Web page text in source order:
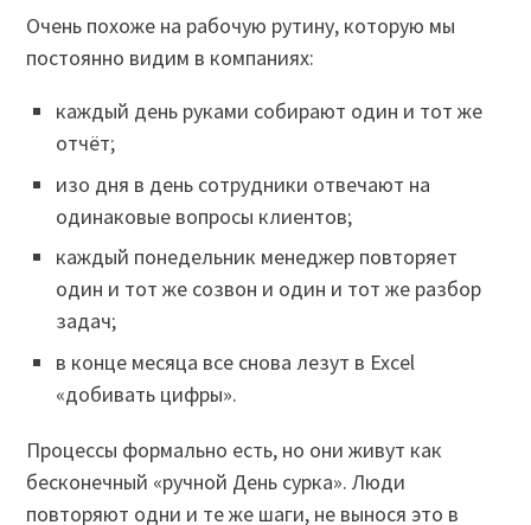
Очень похоже на рабочую рутину, которую мы
постоянно видим в компаниях:
каждый день руками собирают один и тот же
отчёт;
изо дня в день сотрудники отвечают на
одинаковые вопросы клиентов;
каждый понедельник менеджер повторяет
один и тот же созвон и один и тот же разбор
задач;
в конце месяца все снова лезут в Excel
«добивать цифры».
Процессы формально есть, но они живут как
бесконечный «ручной День сурка». Люди
повторяют одни и те же шаги, не вынося это в